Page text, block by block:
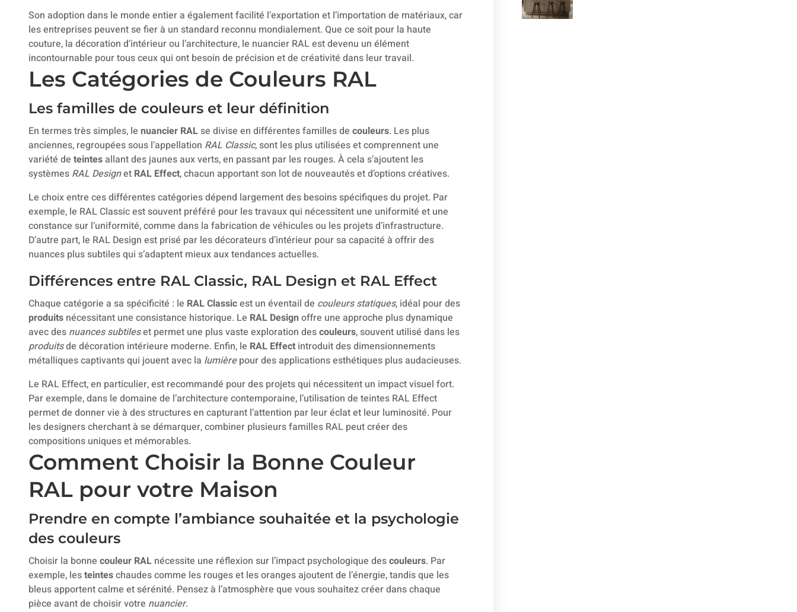
Son adoption dans le monde entier a également facilité l’exportation et l’importation de matériaux, car
les entreprises peuvent se fier à un standard reconnu mondialement. Que ce soit pour la haute
couture, la décoration d’intérieur ou l’architecture, le nuancier RAL est devenu un élément
incontournable pour tous ceux qui ont besoin de précision et de créativité dans leur travail.
Les Catégories de Couleurs RAL
Les familles de couleurs et leur définition
En termes très simples, le nuancier RALse divise en différentes familles de couleurs. Les plus
anciennes, regroupées sous l’appellation RAL Classic, sont les plus utilisées et comprennent une
variété de teintesallant des jaunes aux verts, en passant par les rouges. À cela s’ajoutent les
systèmes RAL Designet RAL Effect, chacun apportant son lot de nouveautés et d’options créatives.
Le choix entre ces différentes catégories dépend largement des besoins spécifiques du projet. Par
exemple, le RAL Classic est souvent préféré pour les travaux qui nécessitent une uniformité et une
constance sur l’uniformité, comme dans la fabrication de véhicules ou les projets d’infrastructure.
D’autre part, le RAL Design est prisé par les décorateurs d’intérieur pour sa capacité à offrir des
nuances plus subtiles qui s’adaptent mieux aux tendances actuelles.
Différences entre RAL Classic, RAL Design et RAL Effect
Chaque catégorie a sa spécificité : le RAL Classicest un éventail de couleurs statiques, idéal pour des
produits nécessitant une consistance historique. Le RAL Design offre une approche plus dynamique
avec des nuances subtileset permet une plus vaste exploration descouleurs, souvent utilisé dans les
produitsde décoration intérieure moderne. Enfin, le RAL Effect introduit des dimensionnements
métalliques captivants qui jouent avec la lumièrepour des applications esthétiques plus audacieuses.
Le RAL Effect, en particulier, est recommandé pour des projets qui nécessitent un impact visuel fort.
Par exemple, dans le domaine de l’architecture contemporaine, l’utilisation de teintes RAL Effect
permet de donner vie à des structures en capturant l’attention par leur éclat et leur luminosité. Pour
les designers cherchant à se démarquer, combiner plusieurs familles RAL peut créer des
compositions uniques et mémorables.
Comment Choisir la Bonne Couleur
RAL pour votre Maison
Prendre en compte l’ambiance souhaitée et la psychologie
des couleurs
Choisir la bonne couleur RAL nécessite une réflexion sur l’impact psychologique descouleurs. Par
exemple, lesteinteschaudes comme les rouges et les oranges ajoutent de l’énergie, tandis que les
bleus apportent calme et sérénité. Pensez à l’atmosphère que vous souhaitez créer dans chaque
pièce avant de choisir votre nuancier.